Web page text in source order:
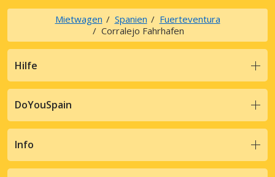
Mietwagen Spanien
Fuerteventura
Corralejo Fahrhafen
Hilfe
DoYouSpain
Info